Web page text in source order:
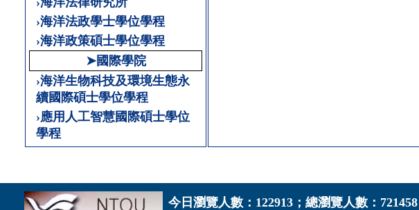
›海洋法政學士學位學程
›海洋政策碩士學位學程
➤國際學院
›海洋生物科技及環境生態永
續國際碩士學位學程
›應用人工智慧國際碩士學位
學程
今日瀏覽人數：122913；總瀏覽人數：721458